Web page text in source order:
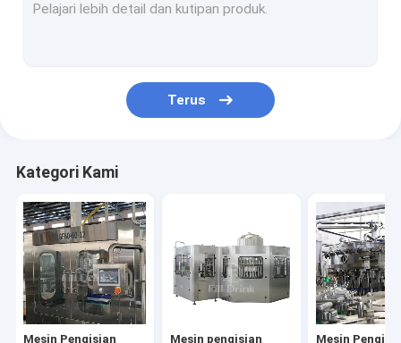
Mesin Pengisian Minuman Berkarbonasi
Peralatan Pengolahan Jus
Lini Produksi Minuman Ringan
mesin penyortir botol
Terus
Kategori Kami
Mesin Pengisian Mesin pengisian Mesin